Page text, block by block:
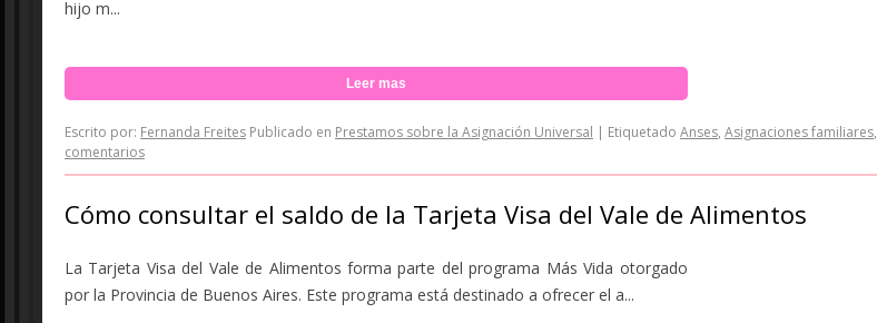
hijo m...
Leer mas
Escrito por: Fernanda Freites Publicado en Prestamos sobre la Asignación Universal | Etiquetado Anses, Asignaciones familiares,
comentarios
Cómo consultar el saldo de la Tarjeta Visa del Vale de Alimentos
La Tarjeta Visa del Vale de Alimentos forma parte del programa Más Vida otorgado
por la Provincia de Buenos Aires. Este programa está destinado a ofrecer el a...